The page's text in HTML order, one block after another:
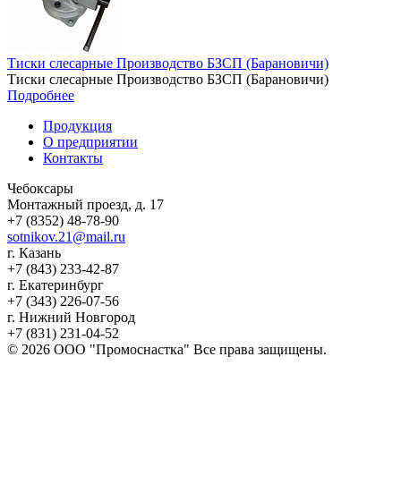
Тиски слесарные Производство БЗСП (Барановичи)
Тиски слесарные Производство БЗСП (Барановичи)
Подробнее
Продукция
О предприятии
Контакты
Чебоксары
Монтажный проезд, д. 17
+7 (8352) 48-78-90
sotnikov.21@mail.ru
г. Казань
+7 (843) 233-42-87
г. Екатеринбург
+7 (343) 226-07-56
г. Нижний Новгород
+7 (831) 231-04-52
© 2026 ООО "Промоснастка" Все права защищены.